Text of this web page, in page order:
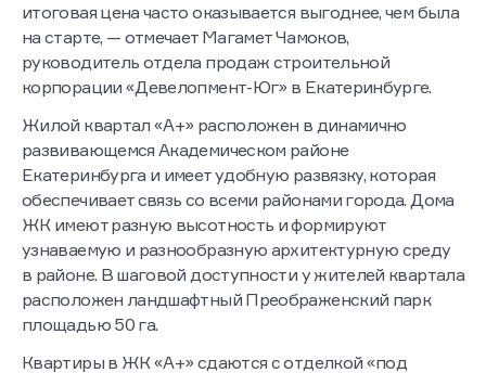
итоговая цена часто оказывается выгоднее, чем была
на старте, — отмечает Магамет Чамоков,
руководитель отдела продаж строительной
корпорации «Девелопмент-Юг» в Екатеринбурге.
Жилой квартал «А+» расположен в динамично
развивающемся Академическом районе
Екатеринбурга и имеет удобную развязку, которая
обеспечивает связь со всеми районами города. Дома
ЖК имеют разную высотность и формируют
узнаваемую и разнообразную архитектурную среду
в районе. В шаговой доступности у жителей квартала
расположен ландшафтный Преображенский парк
площадью 50 га.
Квартиры в ЖК «А+» сдаются с отделкой «под